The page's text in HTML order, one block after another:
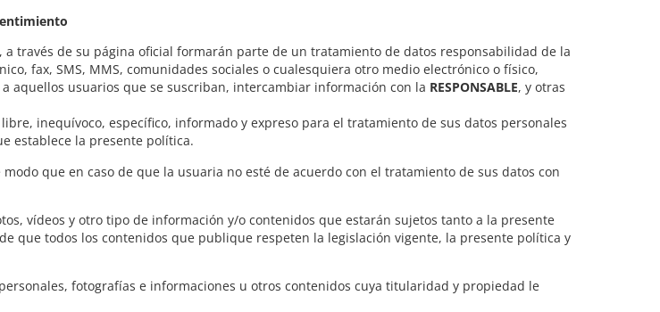
, a través de su página oficial formarán parte de un tratamiento de datos responsabilidad de la
fax, SMS, MMS, comunidades sociales o cualesquiera otro medio electrónico o físico,
aquellos usuarios que se suscriban, intercambiar información con la RESPONSABLE, y otras
inequívoco, específico, informado y expreso para el tratamiento de sus datos personales
establece la presente política.
modo que en caso de que la usuaria no esté de acuerdo con el tratamiento de sus datos con
vídeos y otro tipo de información y/o contenidos que estarán sujetos tanto a la presente
que todos los contenidos que publique respeten la legislación vigente, la presente política y
fotografías e informaciones u otros contenidos cuya titularidad y propiedad le